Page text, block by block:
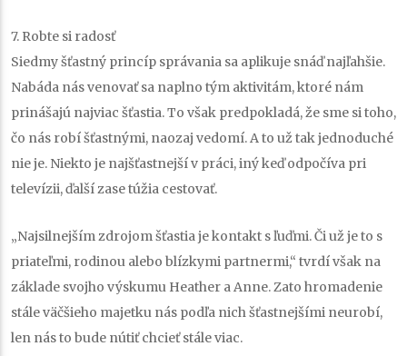
7. Robte si radosť
Siedmy šťastný princíp správania sa aplikuje snáď najľahšie.
Nabáda nás venovať sa naplno tým aktivitám, ktoré nám
prinášajú najviac šťastia. To však predpokladá, že sme si toho,
čo nás robí šťastnými, naozaj vedomí. A to už tak jednoduché
nie je. Niekto je najšťastnejší v práci, iný keď odpočíva pri
televízii, ďalší zase túžia cestovať.
„Najsilnejším zdrojom šťastia je kontakt s ľuďmi. Či už je to s
priateľmi, rodinou alebo blízkymi partnermi,“ tvrdí však na
základe svojho výskumu Heather a Anne. Zato hromadenie
stále väčšieho majetku nás podľa nich šťastnejšími neurobí,
len nás to bude nútiť chcieť stále viac.